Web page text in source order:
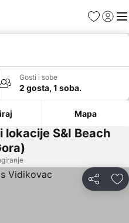
FavoritiPrijavi
Gosti i sobe
2 gosta, 1 soba.
Mapa
lokacije S&I Beach
Deli